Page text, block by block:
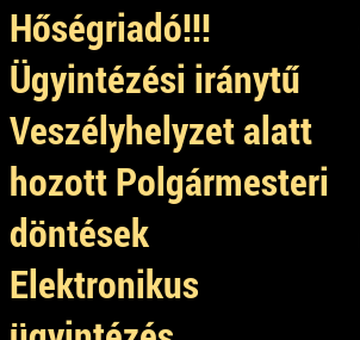
Hőségriadó!!!
Ügyintézési iránytű
Veszélyhelyzet alatt
hozott Polgármesteri
döntések
Elektronikus